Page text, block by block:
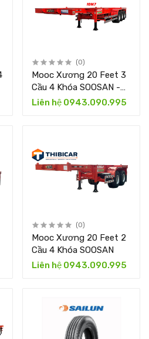
(0)
Mooc Xương 20 Feet 3
Cầu 4 Khóa SOOSAN -
10M7
Liên hệ 0943.090.995
(0)
Mooc Xương 20 Feet 2
Cầu 4 Khóa SOOSAN
Liên hệ 0943.090.995